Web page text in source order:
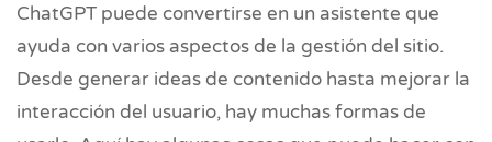
ChatGPT puede convertirse en un asistente que
ayuda con varios aspectos de la gestión del sitio.
Desde generar ideas de contenido hasta mejorar la
interacción del usuario, hay muchas formas de